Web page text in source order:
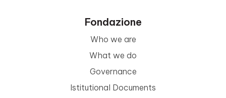
Fondazione
Who we are
What we do
Governance
Istitutional Documents